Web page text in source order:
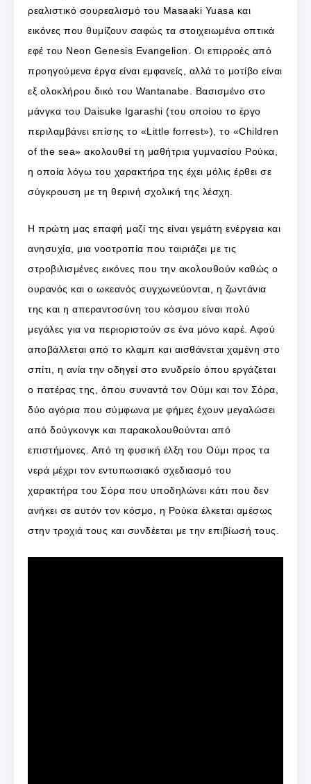
ρεαλιστικό σουρεαλισμό του Masaaki Yuasa και
εικόνες που θυμίζουν σαφώς τα στοιχειωμένα οπτικά
εφέ του Neon Genesis Evangelion. Οι επιρροές από
προηγούμενα έργα είναι εμφανείς, αλλά το μοτίβο είναι
εξ ολοκλήρου δικό του Wantanabe. Βασισμένο στο
μάνγκα του Daisuke Igarashi (του οποίου το έργο
περιλαμβάνει επίσης το «Little forrest»), το «Children
of the sea» ακολουθεί τη μαθήτρια γυμνασίου Ρούκα,
η οποία λόγω του χαρακτήρα της έχει μόλις έρθει σε
σύγκρουση με τη θερινή σχολική της λέσχη.
Η πρώτη μας επαφή μαζί της είναι γεμάτη ενέργεια και
ανησυχία, μια νοοτροπία που ταιριάζει με τις
στροβιλισμένες εικόνες που την ακολουθούν καθώς ο
ουρανός και ο ωκεανός συγχωνεύονται, η ζωντάνια
της και η απεραντοσύνη του κόσμου είναι πολύ
μεγάλες για να περιοριστούν σε ένα μόνο καρέ. Αφού
αποβάλλεται από το κλαμπ και αισθάνεται χαμένη στο
σπίτι, η ανία την οδηγεί στο ενυδρείο όπου εργάζεται
ο πατέρας της, όπου συναντά τον Ούμι και τον Σόρα,
δύο αγόρια που σύμφωνα με φήμες έχουν μεγαλώσει
από δούγκονγκ και παρακολουθούνται από
επιστήμονες. Από τη φυσική έλξη του Ούμι προς τα
νερά μέχρι τον εντυπωσιακό σχεδιασμό του
χαρακτήρα του Σόρα που υποδηλώνει κάτι που δεν
ανήκει σε αυτόν τον κόσμο, η Ρούκα έλκεται αμέσως
στην τροχιά τους και συνδέεται με την επιβίωσή τους.